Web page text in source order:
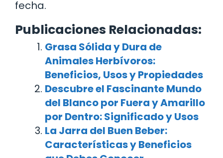
fecha.
Publicaciones Relacionadas:
Grasa Sólida y Dura de
Animales Herbívoros:
Beneficios, Usos y Propiedades
Descubre el Fascinante Mundo
del Blanco por Fuera y Amarillo
por Dentro: Significado y Usos
La Jarra del Buen Beber:
Características y Beneficios